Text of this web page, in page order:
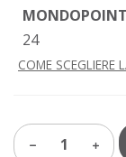
24
COME
1